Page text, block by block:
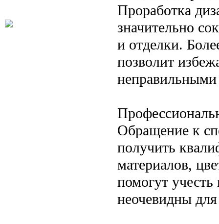
Проработка
значительно
и отделки.
позволит
Обращение к
получить
материалов,
помогут
неочевидны